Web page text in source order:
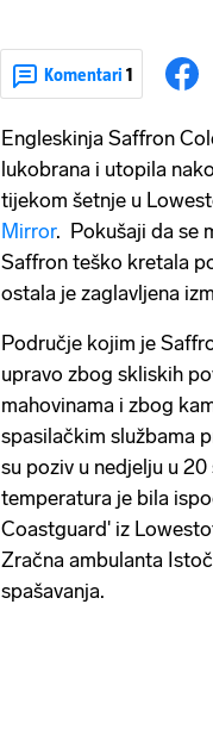
Komentari 1
Engleskinja Saffron
lukobrana i utopila
tijekom šetnje u
Mirror. Pokušaji da se
Saffron teško kretala
ostala je zaglavljena
Područje kojim je
upravo zbog skliskih
mahovinama i zbog
spasilačkim službama
su poziv u nedjelju u
temperatura je bila
Coastguard' iz
Zračna ambulanta
spašavanja.